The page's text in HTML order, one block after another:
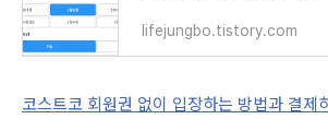
lifejungbo.tistory.com
코스트코 회원권 없이 입장하는 방법과 결제